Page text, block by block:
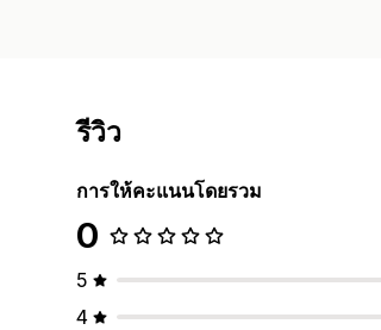
รีวิว
การให้คะแนนโดยรวม
0
5
4